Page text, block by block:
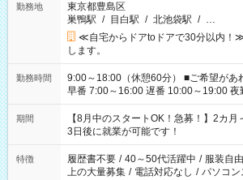
勤務地
東京都豊島区
巣鴨駅 / 目白駅 / 北池袋駅 / …
≪自宅からドアtoドアで30分以内！
します。
勤務時間
9:00～18:00（休憩60分） ■ご希望があれば下記シフトもOK！
早番 7:00～16:00 遅番 10:00～19:00 夜勤
と休みを合わせたい」 「余裕を持って
「できれば残業はしたくない」 など、
ね。 ※Wワーク希望の方へ 今ご覧のお仕事で希望する勤務時間
と、もう1つのお仕事の勤務時間。 合
合は応募できません。
期間
【8月中のスタートOK！急募！】2カ
3日後に就業が可能です！
特徴 履歴書不要 / 40～50代活躍中 / 服装自由
上の大量募集 / 電話対応なし / パソコン